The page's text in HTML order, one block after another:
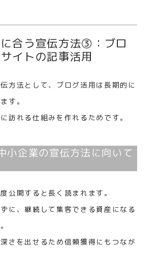
合う宣伝方法③：ブロ
イトの記事活用
方法として、ブログ活用は長期的に
す。
訪れる仕組みを作れるためです。
小企業の宣伝方法に向いて
公開すると長く読まれます。
に、継続して集客できる資産になる
さを出せるため信頼獲得にもつなが